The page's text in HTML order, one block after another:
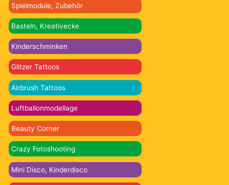
Spielmodule, Zubehör
Basteln, Kreativecke
Kinderschminken
Glitzer Tattoos
Airbrush Tattoos
Luftballonmodellage
Beauty Corner
Crazy Fotoshooting
Mini Disco, Kinderdisco